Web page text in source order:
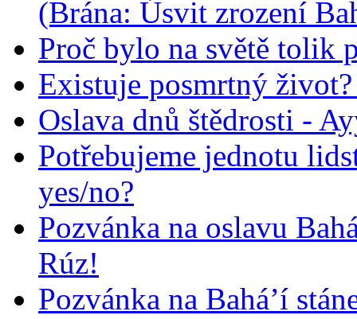
(Brána: Úsvit zrození
Proč bylo na světě tolik
Existuje posmrtný
Oslava dnů štědrosti -
Potřebujeme jednotu
yes/no?
Pozvánka na oslavu
Rúz!
Pozvánka na Bahá’í